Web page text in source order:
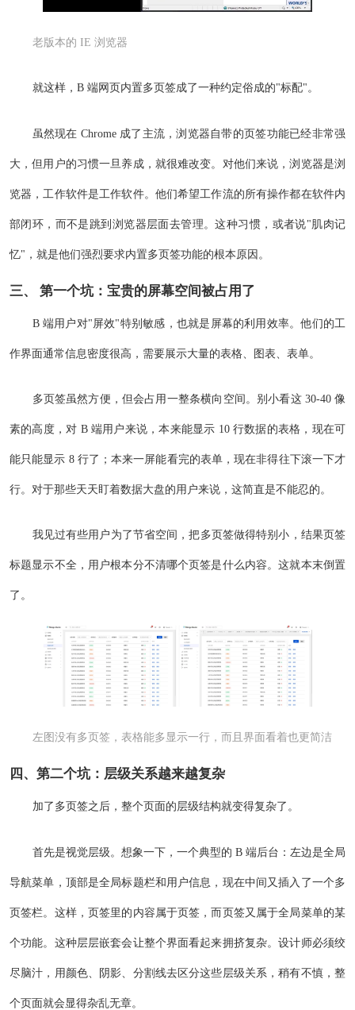
老版本的 IE 浏览器
就这样，B 端网页内置多页签成了一种约定俗成的"标配"。
虽然现在 Chrome 成了主流，浏览器自带的页签功能已经非常强
大，但用户的习惯一旦养成，就很难改变。对他们来说，浏览器是浏
览器，工作软件是工作软件。他们希望工作流的所有操作都在软件内
部闭环，而不是跳到浏览器层面去管理。这种习惯，或者说"肌肉记
忆"，就是他们强烈要求内置多页签功能的根本原因。
三、 第一个坑：宝贵的屏幕空间被占用了
B 端用户对"屏效"特别敏感，也就是屏幕的利用效率。他们的工
作界面通常信息密度很高，需要展示大量的表格、图表、表单。
多页签虽然方便，但会占用一整条横向空间。别小看这 30-40 像
素的高度，对 B 端用户来说，本来能显示 10 行数据的表格，现在可
能只能显示 8 行了；本来一屏能看完的表单，现在非得往下滚一下才
行。对于那些天天盯着数据大盘的用户来说，这简直是不能忍的。
我见过有些用户为了节省空间，把多页签做得特别小，结果页签
标题显示不全，用户根本分不清哪个页签是什么内容。这就本末倒置
了。
左图没有多页签，表格能多显示一行，而且界面看着也更简洁
四、第二个坑：层级关系越来越复杂
加了多页签之后，整个页面的层级结构就变得复杂了。
首先是视觉层级。想象一下，一个典型的 B 端后台：左边是全局
导航菜单，顶部是全局标题栏和用户信息，现在中间又插入了一个多
页签栏。这样，页签里的内容属于页签，而页签又属于全局菜单的某
个功能。这种层层嵌套会让整个界面看起来拥挤复杂。设计师必须绞
尽脑汁，用颜色、阴影、分割线去区分这些层级关系，稍有不慎，整
个页面就会显得杂乱无章。